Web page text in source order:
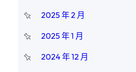
2025 年 2 月
2025 年 1 月
2024 年 12 月